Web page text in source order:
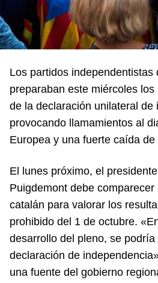
Los partidos independentistas
preparaban este miércoles
de la declaración unilateral de
provocando llamamientos al
Europea y una fuerte caída
El lunes próximo, el
Puigdemont debe
catalán para valorar los
prohibido del 1 de octubre.
desarrollo del pleno, se podría
declaración de
una fuente del gobierno